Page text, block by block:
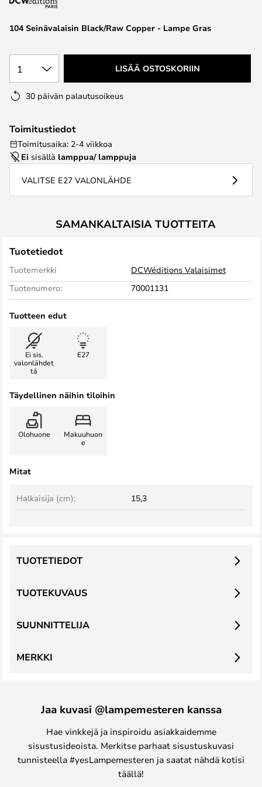
images
104 Seinävalaisin Black/Raw Copper - Lampe Gras
1 LISÄÄ OSTOSKORIIN
30 päivän palautusoikeus
Toimitustiedot
Toimitusaika: 2-4 viikkoa
Ei sisällä lamppua/ lamppuja
VALITSE E27 VALONLÄHDE
SAMANKALTAISIA TUOTTEITA
Tuotetiedot
Tuotemerkki
DCWéditions Valaisimet
Tuotenumero:
70001131
Tuotteen edut
Ei sis.
valonlähdet
tä
E27
Täydellinen näihin tiloihin
Olohuone
Makuuhuon
e
Mitat
Halkaisija (cm): 15,3
TUOTEKUVAUS
TUOTETIEDOT
SUUNNITTELIJA
MERKKI
Jaa kuvasi @lampemesteren kanssa
Hae vinkkejä ja inspiroidu asiakkaidemme
sisustusideoista. Merkitse parhaat sisustuskuvasi
tunnisteella #yesLampemesteren ja saatat nähdä kotisi
täällä!